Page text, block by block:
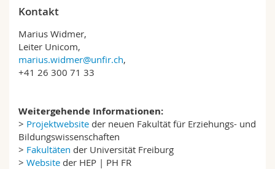
Kontakt
Marius Widmer,
Leiter Unicom,
marius.widmer@unfir.ch,
+41 26 300 71 33
Weitergehende Informationen:
> Projektwebsite der neuen Fakultät für Erziehungs- und
Bildungswissenschaften
> Fakultäten der Universität Freiburg
> Website der HEP | PH FR